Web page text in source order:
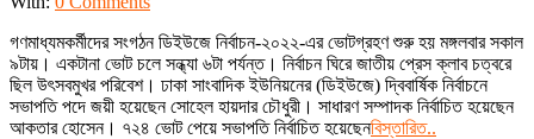
30
গণমাধ্যমকর্মীদের সংগঠন ডিইউজে নির্বাচন-২০২২-এর ভোটগ্রহণ শুরু হয় মঙ্গলবার সকাল
৯টায়। একটানা ভোট চলে সন্ধ্যা ৬টা পর্যন্ত। নির্বাচন ঘিরে জাতীয় প্রেস ক্লাব চত্বরে
ছিল উৎসবমুখর পরিবেশ। ঢাকা সাংবাদিক ইউনিয়নের (ডিইউজে) দ্বিবার্ষিক নির্বাচনে
সভাপতি পদে জয়ী হয়েছেন সোহেল হায়দার চৌধুরী। সাধারণ সম্পাদক নির্বাচিত হয়েছেন
আকতার হোসেন। ৭২৪ ভোট পেয়ে সভাপতি নির্বাচিত হয়েছেনবিস্তারিত..